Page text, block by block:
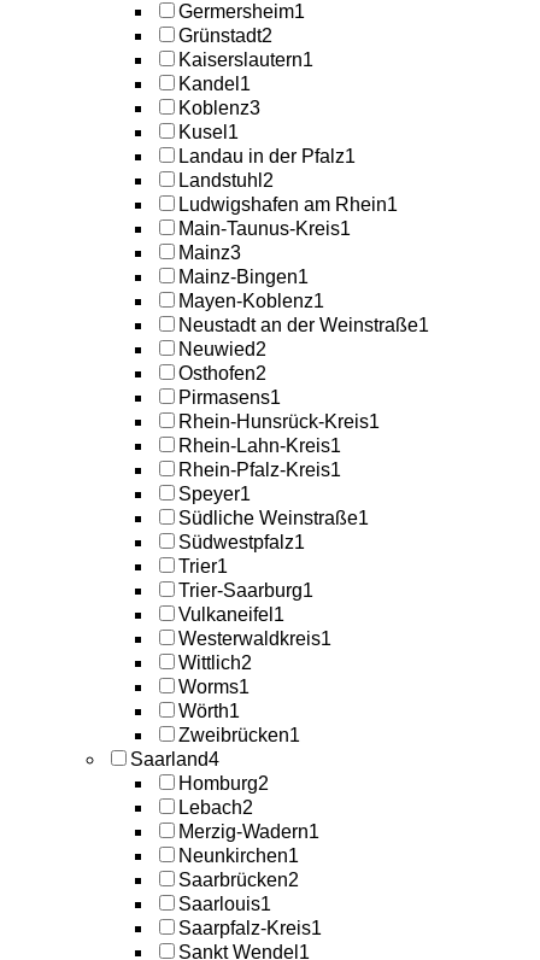
Germersheim1
Grünstadt2
Kaiserslautern1
Kandel 1
Koblenz3
Kusel 1
Landau in der Pfalz1
Landstuhl 2
Ludwigshafen am Rhein1
Main-Taunus-Kreis1
Mainz3
Mainz-Bingen1
Mayen-Koblenz1
Neustadt an der Weinstraße1
Neuwied2
Osthofen2
Pirmasens1
Rhein-Hunsrück-Kreis1
Rhein-Lahn-Kreis1
Rhein-Pfalz-Kreis1
Speyer1
Südliche Weinstraße1
Südwestpfalz1
Trier1
Trier-Saarburg1
Vulkaneifel 1
Westerwaldkreis1
Wittlich2
Worms1
Wörth1
Zweibrücken1
Saarland4
Homburg2
Lebach2
Merzig-Wadern1
Neunkirchen1
Saarbrücken2
Saarlouis1
Saarpfalz-Kreis1
Sankt Wendel 1